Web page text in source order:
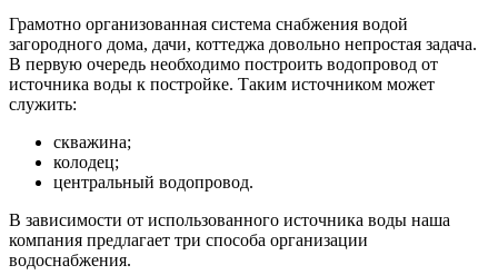
Грамотно организованная система снабжения водой
загородного дома, дачи, коттеджа довольно непростая задача.
В первую очередь необходимо построить водопровод от
источника воды к постройке. Таким источником может
служить:
скважина;
колодец;
центральный водопровод.
В зависимости от использованного источника воды наша
компания предлагает три способа организации
водоснабжения.